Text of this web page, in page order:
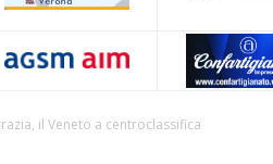
il Veneto a centroclassifica